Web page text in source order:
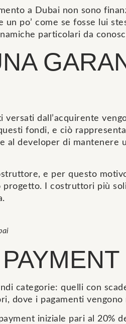
a Dubai non sono
po’ come se fosse lui
particolari da
dall’acquirente
fondi, e ciò
al developer di
e per questo
I costruttori più
categorie: quelli con
dove i pagamenti
iniziale pari al 20%